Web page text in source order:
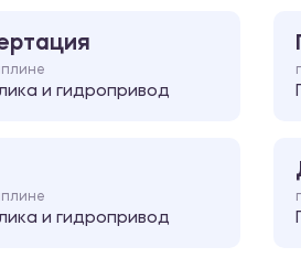
и гидропривод
и гидропривод